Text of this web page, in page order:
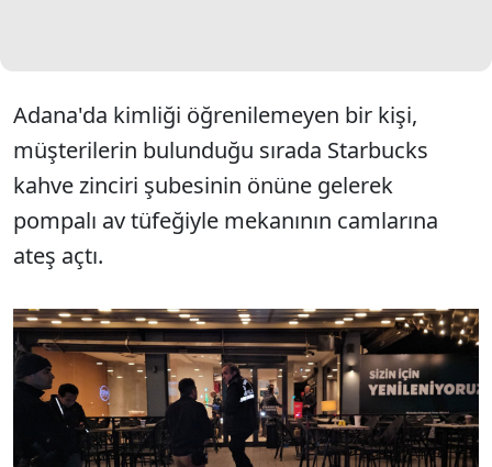
Adana'da kimliği öğrenilemeyen bir kişi,
müşterilerin bulunduğu sırada Starbucks
kahve zinciri şubesinin önüne gelerek
pompalı av tüfeğiyle mekanının camlarına
ateş açtı.